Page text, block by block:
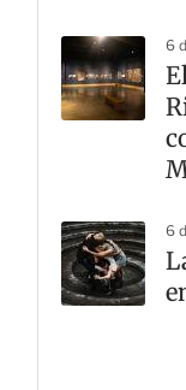
6
6